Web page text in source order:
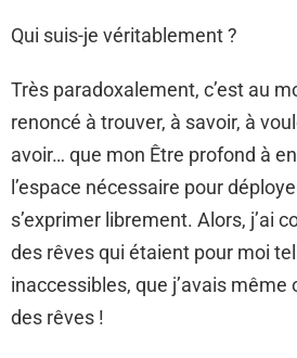
Qui suis-je véritablement ?
Très paradoxalement, c’est au
renoncé à trouver, à savoir, à
avoir… que mon Être profond à
l’espace nécessaire pour
s’exprimer librement. Alors, j’ai
des rêves qui étaient pour moi
inaccessibles, que j’avais même
des rêves !